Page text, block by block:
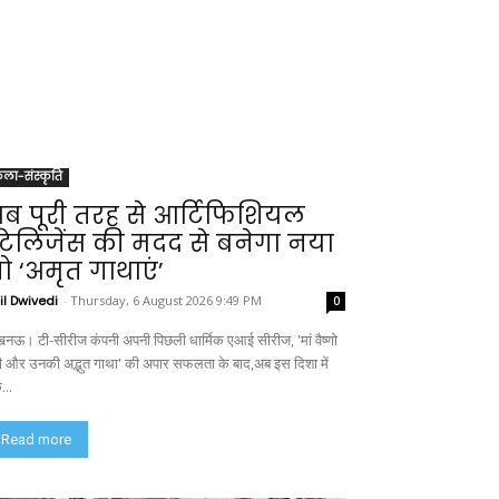
संस्कृति
पूरी तरह से आर्टिफिशियल
की मदद से बनेगा नया
‘अमृत गाथाएं’
Dwivedi - Thursday, 6 August 2026 9:49 PM 0
टी-सीरीज कंपनी अपनी पिछली धार्मिक एआई सीरीज, 'मां वैष्णो
और उनकी अद्भुत गाथा' की अपार सफलता के बाद,अब इस दिशा में
Read more